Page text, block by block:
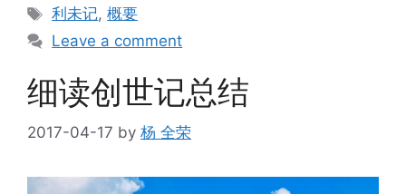
Tags
利未记,概要
Leave a comment
细读创世记总结
2017-04-17 by 杨 全荣